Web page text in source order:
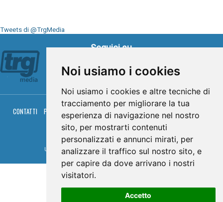
Noi usiamo i cookies
Noi usiamo i cookies e altre tecniche di
tracciamento per migliorare la tua
esperienza di navigazione nel nostro
sito, per mostrarti contenuti
personalizzati e annunci mirati, per
analizzare il traffico sul nostro sito, e
per capire da dove arrivano i nostri
visitatori.
Accetto
Tweets di @TrgMedia
Seguici su
CONTATTI PRIVACY COOKIES PALINSESTO DIRETTA TV
DIRETTA RADIO
RGM HITRADIO
© TRG Media 2005-2026
Umbria Televisioni s.r.l. - P.I.00496230541 - www.trgmedia.it- Powered by